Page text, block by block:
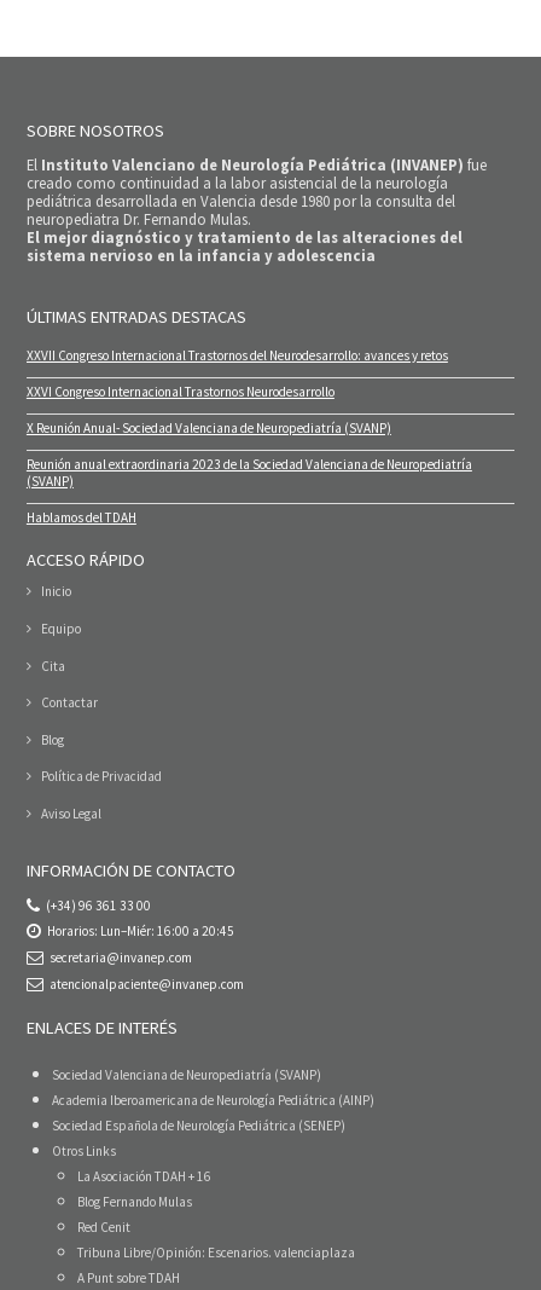
SOBRE NOSOTROS
El Instituto Valenciano de Neurología Pediátrica (INVANEP) fue
creado como continuidad a la labor asistencial de la neurología
pediátrica desarrollada en Valencia desde 1980 por la consulta del
neuropediatra Dr. Fernando Mulas.
El mejor diagnóstico y tratamiento de las alteraciones del
sistema nervioso en la infancia y adolescencia
ÚLTIMAS ENTRADAS DESTACAS
XXVII Congreso Internacional Trastornos del Neurodesarrollo: avances y retos
XXVI Congreso Internacional Trastornos Neurodesarrollo
X Reunión Anual- Sociedad Valenciana de Neuropediatría (SVANP)
Reunión anual extraordinaria 2023 de la Sociedad Valenciana de Neuropediatría
(SVANP)
Hablamos del TDAH
ACCESO RÁPIDO
Inicio
Equipo
Cita
Contactar
Blog
Política de Privacidad
Aviso Legal
INFORMACIÓN DE CONTACTO
(+34) 96 361 33 00
Horarios: Lun–Miér: 16:00 a 20:45
secretaria@invanep.com
atencionalpaciente@invanep.com
ENLACES DE INTERÉS
Sociedad Valenciana de Neuropediatría (SVANP)
Academia Iberoamericana de Neurología Pediátrica (AINP)
Sociedad Española de Neurología Pediátrica (SENEP)
Otros Links
La Asociación TDAH + 16
Blog Fernando Mulas
Red Cenit
Tribuna Libre/Opinión: Escenarios. valenciaplaza
A Punt sobre TDAH